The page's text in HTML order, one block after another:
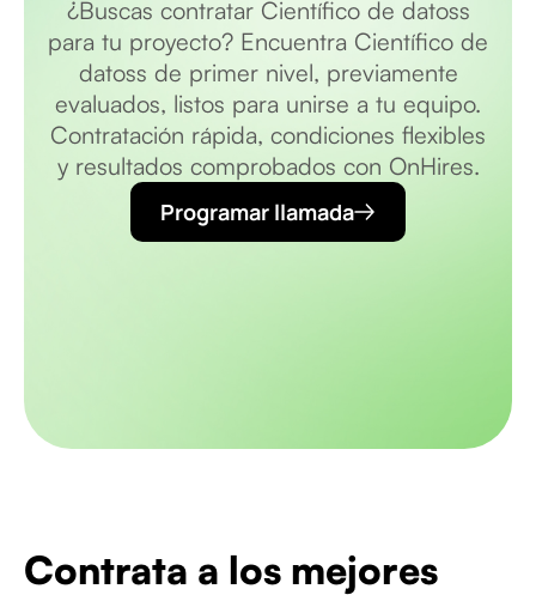
¿Buscas contratar Científico de datoss
para tu proyecto? Encuentra Científico de
datoss de primer nivel, previamente
evaluados, listos para unirse a tu equipo.
Contratación rápida, condiciones flexibles
y resultados comprobados con OnHires.
Programar llamada
Contrata a los mejores